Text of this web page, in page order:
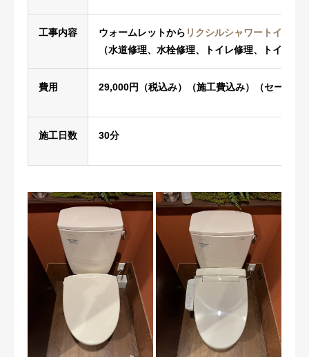
工事内容 ウォームレットから リクシルシャワートイレへ
（水道修理、水栓修理、トイレ修理、トイレ工
費用 29,000円（税込み）（施工費込み）（セール品
施工日数 30分